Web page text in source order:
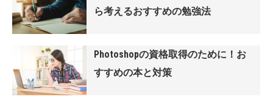
ら考えるおすすめの勉強法
Photoshopの資格取得のために！お
すすめの本と対策